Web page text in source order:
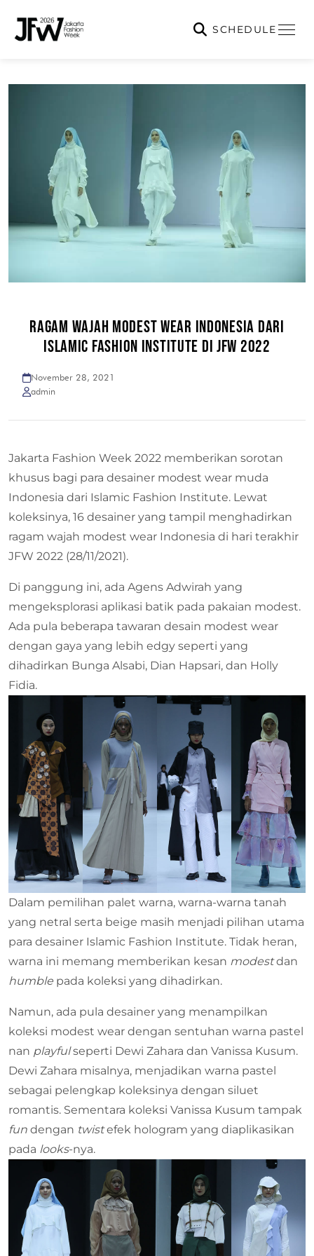
SCHEDULE
RAGAM WAJAH MODEST WEAR INDONESIA DARI
ISLAMIC FASHION INSTITUTE DI JFW 2022
November 28, 2021
admin
Jakarta Fashion Week 2022 memberikan sorotan
khusus bagi para desainer modest wear muda
Indonesia dari Islamic Fashion Institute. Lewat
koleksinya, 16 desainer yang tampil menghadirkan
ragam wajah modest wear Indonesia di hari terakhir
JFW 2022 (28/11/2021).
Di panggung ini, ada Agens Adwirah yang
mengeksplorasi aplikasi batik pada pakaian modest.
Ada pula beberapa tawaran desain modest wear
dengan gaya yang lebih edgy seperti yang
dihadirkan Bunga Alsabi, Dian Hapsari, dan Holly
Fidia.
Dalam pemilihan palet warna, warna-warna tanah
yang netral serta beige masih menjadi pilihan utama
para desainer Islamic Fashion Institute. Tidak heran,
warna ini memang memberikan kesan modestdan
humble pada koleksi yang dihadirkan.
Namun, ada pula desainer yang menampilkan
koleksi modest wear dengan sentuhan warna pastel
nan playfulseperti Dewi Zahara dan Vanissa Kusum.
Dewi Zahara misalnya, menjadikan warna pastel
sebagai pelengkap koleksinya dengan siluet
romantis. Sementara koleksi Vanissa Kusum tampak
fun dengan twistefek hologram yang diaplikasikan
pada looks-nya.